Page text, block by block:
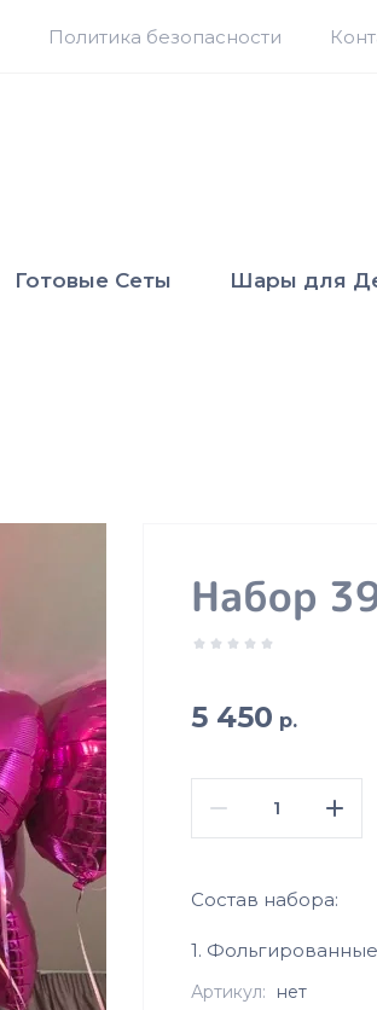
Политика безопасности
Готовые Сеты Шары для
Набор
5 450 р.
Состав набора:
1.
Артикул: нет